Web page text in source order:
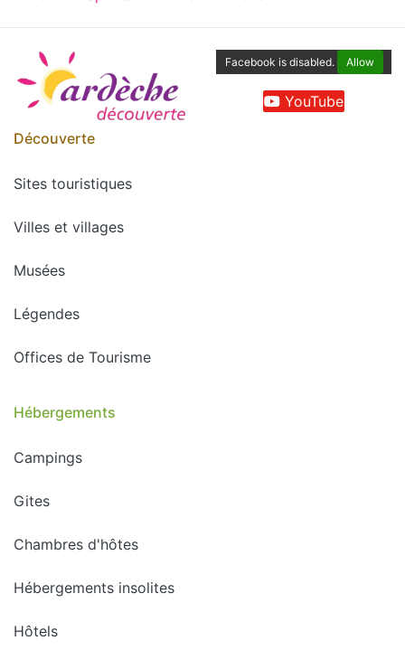
Facebook is disabled. Allow
YouTube
Découverte
Sites touristiques
Villes et villages
Musées
Légendes
Offices de Tourisme
Hébergements
Campings
Gites
Chambres d'hôtes
Hébergements insolites
Hôtels